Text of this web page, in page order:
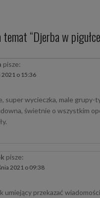
“Djerba w pigułce
pisze:
2021 o 15:36
super wycieczka, male grupy-
świetnie o wszystkim
pisze:
2021 o 09:38
umiejący przekazać